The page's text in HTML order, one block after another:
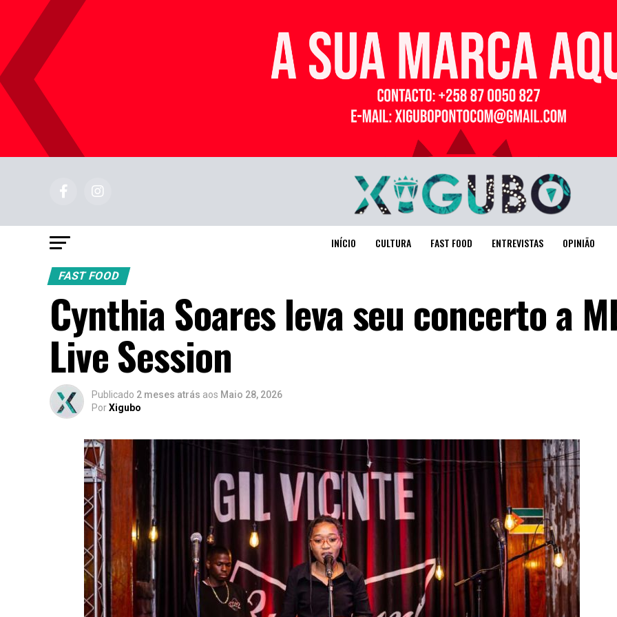
Publicidade
INÍCIO CULTURA FAST FOOD ENTREVISTAS OPINIÃO
FAST FOOD
Cynthia Soares leva seu concerto a
Live Session
Publicado 2 meses atrás aos Maio 28, 2026
PorXigubo